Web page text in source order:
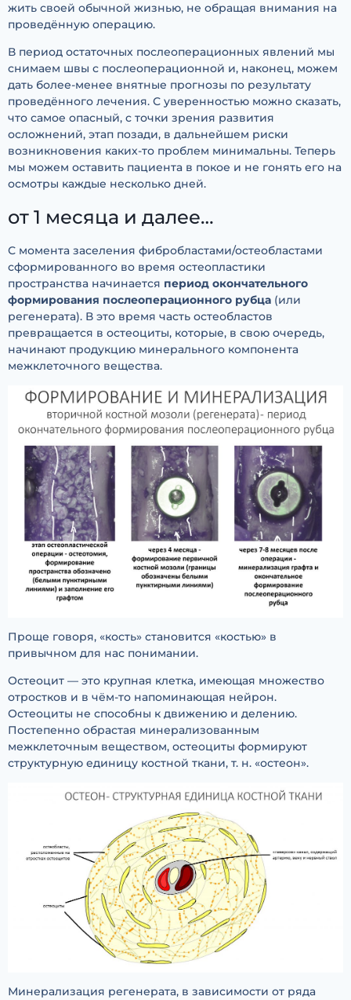
жить своей обычной жизнью, не обращая внимания на
проведённую операцию.
В период остаточных послеоперационных явлений мы
снимаем швы с послеоперационной и, наконец, можем
дать более-менее внятные прогнозы по результату
проведённого лечения. С уверенностью можно сказать,
что самое опасный, с точки зрения развития
осложнений, этап позади, в дальнейшем риски
возникновения каких-то проблем минимальны. Теперь
мы можем оставить пациента в покое и не гонять его на
осмотры каждые несколько дней.
от 1 месяца и далее…
С момента заселения фибробластами/остеобластами
сформированного во время остеопластики
пространства начинается период окончательного
формирования послеоперационного рубца (или
регенерата). В это время часть остеобластов
превращается в остеоциты, которые, в свою очередь,
начинают продукцию минерального компонента
межклеточного вещества.
Проще говоря, «кость» становится «костью» в
привычном для нас понимании.
Остеоцит — это крупная клетка, имеющая множество
отростков и в чём-то напоминающая нейрон.
Остеоциты не способны к движению и делению.
Постепенно обрастая минерализованным
межклеточным веществом, остеоциты формируют
структурную единицу костной ткани, т. н. «остеон».
Минерализация регенерата, в зависимости от ряда